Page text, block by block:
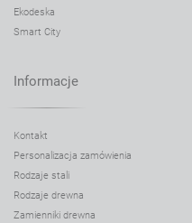
Ekodeska
Smart City
Informacje
Kontakt
Personalizacja zamówienia
Rodzaje stali
Rodzaje drewna
Zamienniki drewna